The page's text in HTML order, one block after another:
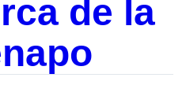
de la